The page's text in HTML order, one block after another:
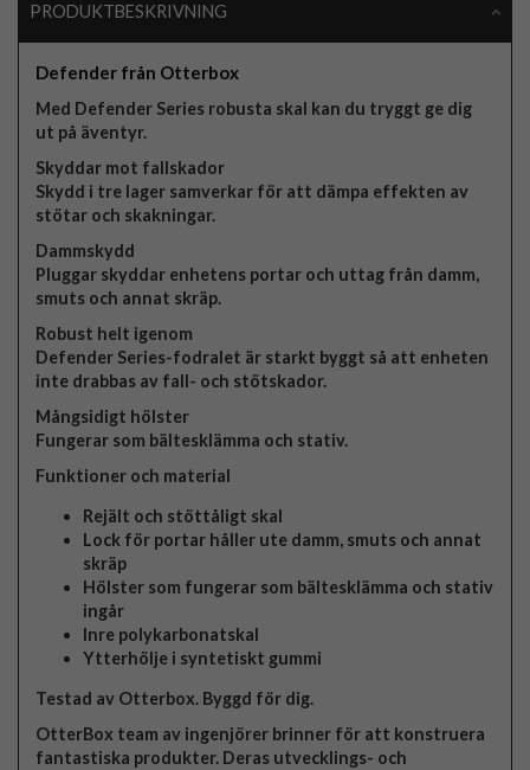
PRODUKTBESKRIVNING
Defender från Otterbox
Med Defender Series robusta skal kan du tryggt ge dig
ut på äventyr.
Skyddar mot fallskador
Skydd i tre lager samverkar för att dämpa effekten av
stötar och skakningar.
Dammskydd
Pluggar skyddar enhetens portar och uttag från damm,
smuts och annat skräp.
Robust helt igenom
Defender Series-fodralet är starkt byggt så att enheten
inte drabbas av fall- och stötskador.
Mångsidigt hölster
Fungerar som bältesklämma och stativ.
Funktioner och material
Rejält och stöttåligt skal
Lock för portar håller ute damm, smuts och annat
skräp
Hölster som fungerar som bältesklämma och stativ
ingår
Inre polykarbonatskal
Ytterhölje i syntetiskt gummi
Testad av Otterbox. Byggd för dig.
OtterBox team av ingenjörer brinner för att konstruera
fantastiska produkter. Deras utvecklings- och